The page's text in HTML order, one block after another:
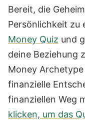
Bereit, die
Persönlichkeit zu
Money Quiz und
deine Beziehung
Money
finanzielle
finanziellen Weg
klicken, um das